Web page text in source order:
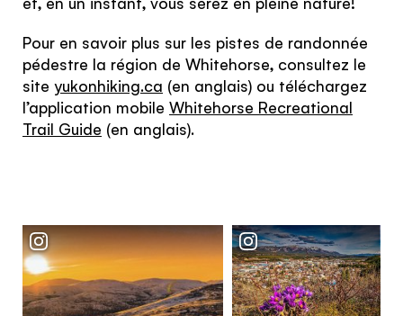
Pour en savoir plus sur les pistes de randonnée
pédestre la région de Whitehorse, consultez le
site yukonhiking.ca (en anglais) ou téléchargez
l’application mobile Whitehorse Recreational
Trail Guide (en anglais).